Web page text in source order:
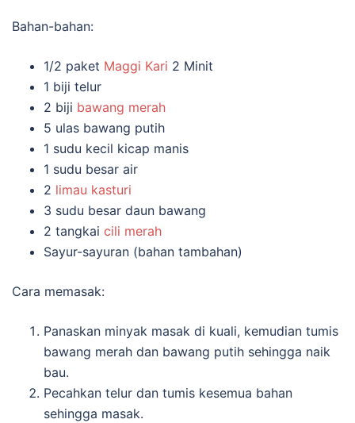
Bahan-bahan:
1/2 paket Maggi Kari 2 Minit
1 biji telur
2 biji bawang merah
5 ulas bawang putih
1 sudu kecil kicap manis
1 sudu besar air
2 limau kasturi
3 sudu besar daun bawang
2 tangkai cili merah
Sayur-sayuran (bahan tambahan)
Cara memasak:
Panaskan minyak masak di kuali, kemudian tumis
bawang merah dan bawang putih sehingga naik
bau.
Pecahkan telur dan tumis kesemua bahan
sehingga masak.